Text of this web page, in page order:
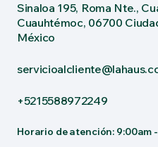
Sinaloa 195, Roma Nte.,
Cuauhtémoc, 06700
México
+5215588972249
Horario de atención: 9:00am